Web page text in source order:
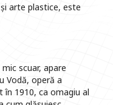
arte plastice, este
scuar, apare
Vodă, operă a
în 1910, ca omagiu al